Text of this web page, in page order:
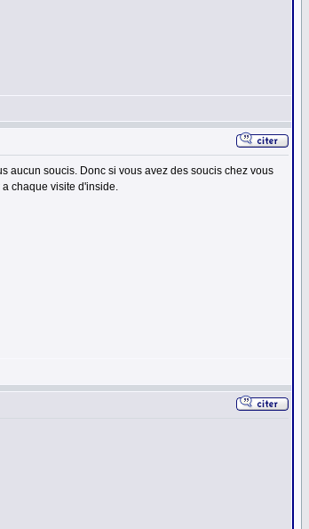
aucun soucis. Donc si vous avez des soucis chez vous
chaque visite d'inside.